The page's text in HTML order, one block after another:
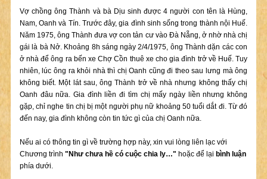
Vợ chồng ông Thành và bà Dịu sinh được 4 người con tên là Hùng,
Nam, Oanh và Tín. Trước đây, gia đình sinh sống trong thành nội Huế.
Năm 1975, ông Thành đưa vợ con tản cư vào Đà Nẵng, ở nhờ nhà chị
gái là bà Nở. Khoảng 8h sáng ngày 2/4/1975, ông Thành dặn các con
ở nhà để ông ra bến xe Chợ Cồn thuê xe cho gia đình trở về Huế. Tuy
nhiên, lúc ông ra khỏi nhà thì chị Oanh cũng đi theo sau lưng mà ông
không biết. Một lát sau, ông Thành trở về nhà nhưng không thấy chị
Oanh đâu nữa. Gia đình liền đi tìm chị mấy ngày liền nhưng không
gặp, chỉ nghe tin chị bị một người phụ nữ khoảng 50 tuổi dắt đi. Từ đó
đến nay, gia đình không còn tin tức gì của chị Oanh nữa.
Nếu ai có thông tin gì về trường hợp này, xin vui lòng liên lạc với
Chương trình "Như chưa hề có cuộc chia ly…" hoặc để lại bình luận
phía dưới.